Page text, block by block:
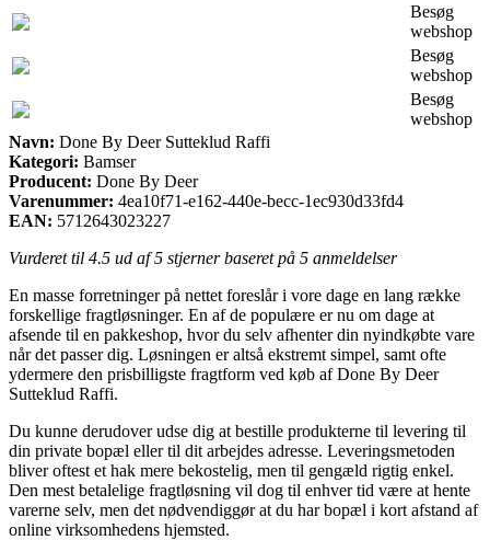
Besøg
webshop
Besøg
webshop
Besøg
webshop
Navn: Done By Deer Sutteklud Raffi
Kategori: Bamser
Producent: Done By Deer
Varenummer: 4ea10f71-e162-440e-becc-1ec930d33fd4
EAN: 5712643023227
Vurderet til 4.5 ud af 5 stjerner baseret på 5 anmeldelser
En masse forretninger på nettet foreslår i vore dage en lang række
forskellige fragtløsninger. En af de populære er nu om dage at
afsende til en pakkeshop, hvor du selv afhenter din nyindkøbte vare
når det passer dig. Løsningen er altså ekstremt simpel, samt ofte
ydermere den prisbilligste fragtform ved køb af Done By Deer
Sutteklud Raffi.
Du kunne derudover udse dig at bestille produkterne til levering til
din private bopæl eller til dit arbejdes adresse. Leveringsmetoden
bliver oftest et hak mere bekostelig, men til gengæld rigtig enkel.
Den mest betalelige fragtløsning vil dog til enhver tid være at hente
varerne selv, men det nødvendiggør at du har bopæl i kort afstand af
online virksomhedens hjemsted.